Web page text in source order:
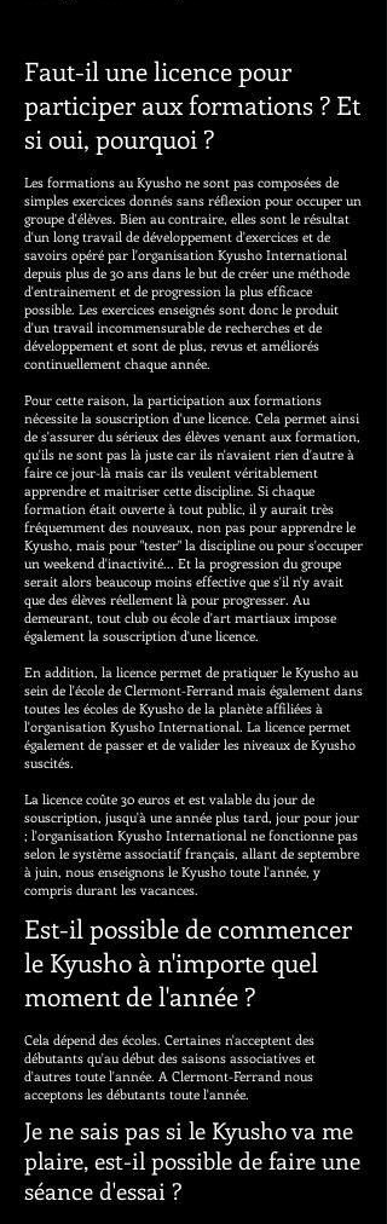
Faut-il une licence pour
participer aux formations ? Et
si oui, pourquoi ?
Les formations au Kyusho ne sont pas composées de
simples exercices donnés sans réflexion pour occuper un
groupe d'élèves. Bien au contraire, elles sont le résultat
d'un long travail de développement d'exercices et de
savoirs opéré par l'organisation Kyusho International
depuis plus de 30 ans dans le but de créer une méthode
d'entrainement et de progression la plus efficace
possible. Les exercices enseignés sont donc le produit
d'un travail incommensurable de recherches et de
développement et sont de plus, revus et améliorés
continuellement chaque année.
Pour cette raison, la participation aux formations
nécessite la souscription d'une licence. Cela permet ainsi
de s'assurer du sérieux des élèves venant aux formation,
qu'ils ne sont pas là juste car ils n'avaient rien d'autre à
faire ce jour-là mais car ils veulent véritablement
apprendre et maitriser cette discipline. Si chaque
formation était ouverte à tout public, il y aurait très
fréquemment des nouveaux, non pas pour apprendre le
Kyusho, mais pour "tester" la discipline ou pour s'occuper
un weekend d'inactivité... Et la progression du groupe
serait alors beaucoup moins effective que s'il n'y avait
que des élèves réellement là pour progresser. Au
demeurant, tout club ou école d'art martiaux impose
également la souscription d'une licence.
En addition, la licence permet de pratiquer le Kyusho au
sein de l'école de Clermont-Ferrand mais également dans
toutes les écoles de Kyusho de la planète affiliées à
l'organisation Kyusho International. La licence permet
également de passer et de valider les niveaux de Kyusho
suscités.
La licence coûte 30 euros et est valable du jour de
souscription, jusqu'à une année plus tard, jour pour jour
; l'organisation Kyusho International ne fonctionne pas
selon le système associatif français, allant de septembre
à juin, nous enseignons le Kyusho toute l'année, y
compris durant les vacances.
Est-il possible de commencer
le Kyusho à n'importe quel
moment de l'année ?
Cela dépend des écoles. Certaines n'acceptent des
débutants qu'au début des saisons associatives et
d'autres toute l'année. A Clermont-Ferrand nous
acceptons les débutants toute l'année.
Je ne sais pas si le Kyusho va me
plaire, est-il possible de faire une
séance d'essai ?